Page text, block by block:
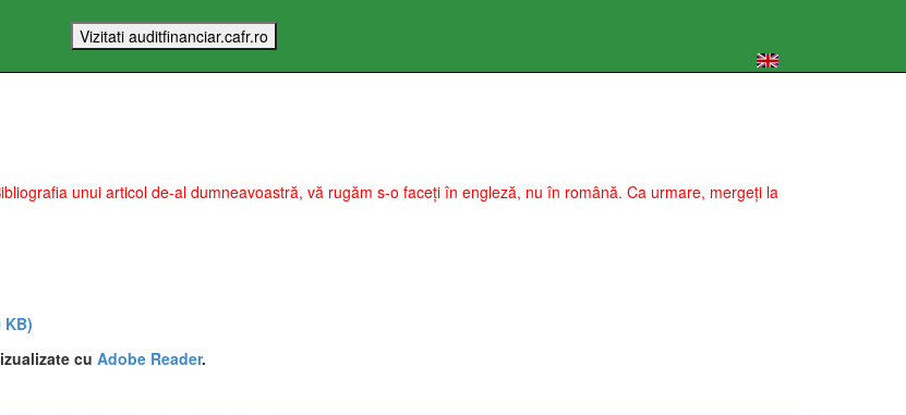
unui articol de-al dumneavoastră, vă rugăm s-o faceți în engleză, nu în română. Ca urmare, mergeți la
KB)
cu Adobe Reader.